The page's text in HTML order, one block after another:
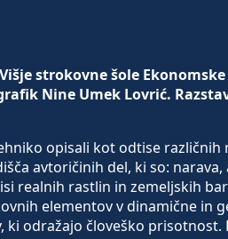
strokovne šole
Nine Umek Lovrić.
opisali kot odtise različnih
avtoričinih del, ki so: narava,
realnih rastlin in zemeljskih
elementov v dinamične in
odražajo človeško prisotnost.